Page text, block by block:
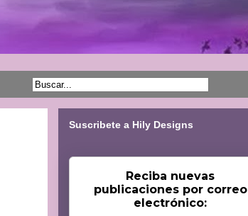
Suscribete a Hily Designs
Reciba nuevas
publicaciones por correo
electrónico: